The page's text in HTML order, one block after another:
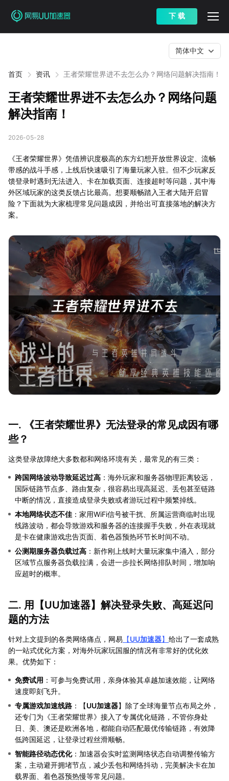
下 载
首页 资讯 王者荣耀世界进不去怎么办？网络问题解决指南！
简体中文
王者荣耀世界进不去怎么办？网络问题
解决指南！
2026-05-28
《王者荣耀世界》凭借辨识度极高的东方幻想开放世界设定、流畅
带感的战斗手感，上线后快速吸引了海量玩家入驻。但不少玩家反
馈登录时遇到无法进入、卡在加载页面、连接超时等问题，其中海
外区域玩家的这类反馈占比最高。想要顺畅踏入王者大陆开启冒
险？下面就为大家梳理常见问题成因，并给出可直接落地的解决方
案。
一. 《王者荣耀世界》无法登录的常见成因有哪
些？
这类登录故障绝大多数都和网络环境有关，最常见的有三类：
跨国网络波动导致延迟过高 ：海外玩家和服务器物理距离较远，
国际链路节点多、路由复杂，很容易出现高延迟、丢包甚至链路
中断的情况，直接造成登录失败或者游玩过程中频繁掉线。
本地网络状态不佳 ：家用WiFi信号被干扰、所属运营商临时出现
线路波动，都会导致游戏和服务器的连接握手失败，外在表现就
是卡在健康游戏忠告页面、着色器预热环节长时间不动。
公测期服务器负载过高 ：新作刚上线时大量玩家集中涌入，部分
区域节点服务器负载拉满，会进一步拉长网络排队时间，增加响
应超时的概率。
二. 用【UU加速器】解决登录失败、高延迟问
题的方法
针对上文提到的各类网络痛点，网易 【UU加速器】 给出了一套成熟
的一站式优化方案，对海外玩家玩国服的情况有非常好的优化效
果。优势如下：
免费试用 ：可参与免费试用，亲身体验其卓越加速效能，让网络
速度即刻飞升。
专属游戏加速线路 ：【UU加速器】除了全球海量节点布局之外，
还专门为《王者荣耀世界》接入了专属优化链路，不管你身处
日、美、澳还是欧洲各地，都能自动匹配最优传输链路，有效降
低跨国延迟，让登录过程丝滑顺畅。
智能路径动态优化：加速器会实时监测网络状态自动调整传输方
案，主动避开拥堵节点，减少丢包和网络抖动，完美解决卡在加
载界面、着色器预热慢等常见问题。